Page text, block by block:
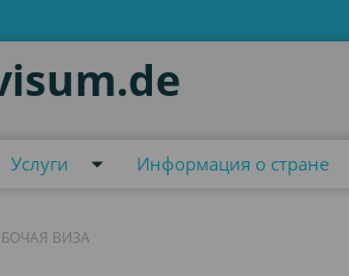
Услуги Информация о стране
ВИЗА